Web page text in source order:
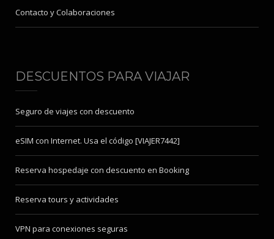
Contacto y Colaboraciones
DESCUENTOS PARA VIAJAR
Seguro de viajes con descuento
eSIM con Internet. Usa el código [VIAJER7442]
Reserva hospedaje con descuento en Booking
Reserva tours y actividades
VPN para conexiones seguras